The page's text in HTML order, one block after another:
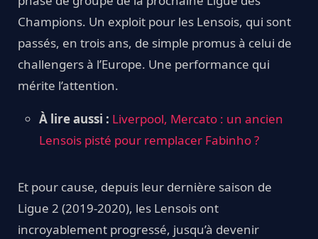
Champions. Un exploit pour les Lensois, qui sont
passés, en trois ans, de simple promus à celui de
challengers à l’Europe. Une performance qui
mérite l’attention.
À lire aussi : Liverpool, Mercato : un ancien
Lensois pisté pour remplacer Fabinho ?
Et pour cause, depuis leur dernière saison de
Ligue 2 (2019-2020), les Lensois ont
incroyablement progressé, jusqu’à devenir